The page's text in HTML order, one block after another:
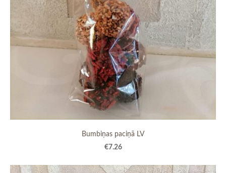
Bumbiņas paciņā LV
€7.26